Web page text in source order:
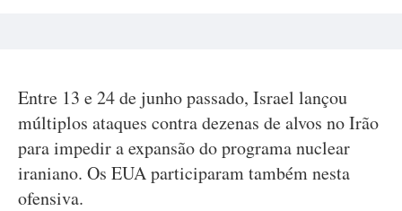
Entre 13 e 24 de junho passado, Israel lançou
múltiplos ataques contra dezenas de alvos no Irão
para impedir a expansão do programa nuclear
iraniano. Os EUA participaram também nesta
ofensiva.